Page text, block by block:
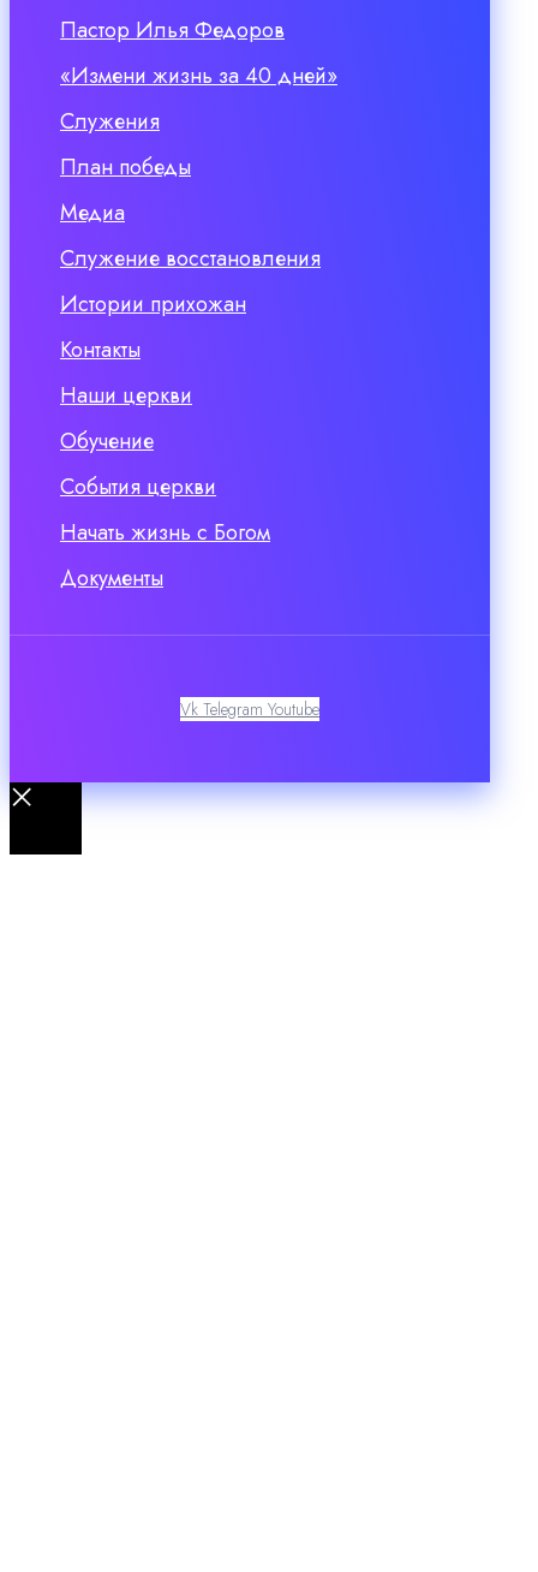
Пастор Илья Федоров
«Измени жизнь за 40 дней»
Служения
План победы
Медиа
Служение восстановления
Истории прихожан
Контакты
Наши церкви
Обучение
События церкви
Начать жизнь с Богом
Документы
Vk Telegram Youtube